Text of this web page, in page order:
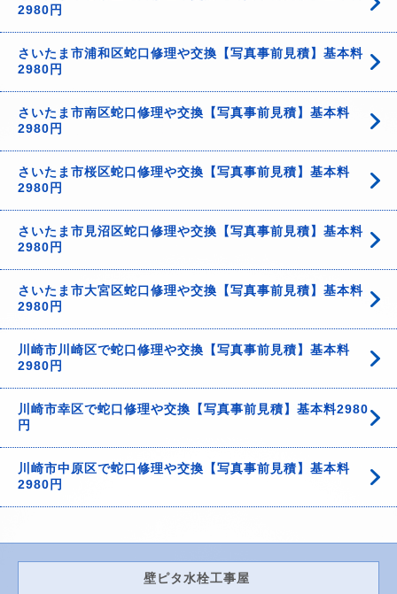
2980円
さいたま市浦和区蛇口修理や交換【写真事前見積】基本料
2980円
さいたま市南区蛇口修理や交換【写真事前見積】基本料
2980円
さいたま市桜区蛇口修理や交換【写真事前見積】基本料
2980円
さいたま市見沼区蛇口修理や交換【写真事前見積】基本料
2980円
さいたま市大宮区蛇口修理や交換【写真事前見積】基本料
2980円
川崎市川崎区で蛇口修理や交換【写真事前見積】基本料
2980円
川崎市幸区で蛇口修理や交換【写真事前見積】基本料2980
円
川崎市中原区で蛇口修理や交換【写真事前見積】基本料
2980円
壁ピタ水栓工事屋